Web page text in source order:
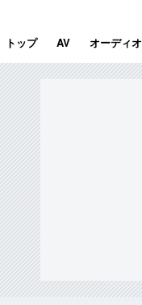
トップ AV オーディオ